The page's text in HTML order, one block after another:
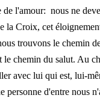
l'amour: nous ne
la Croix, cet
trouvons le chemin
le chemin du salut. Au
avec lui qui est, lui-
personne d'entre nous